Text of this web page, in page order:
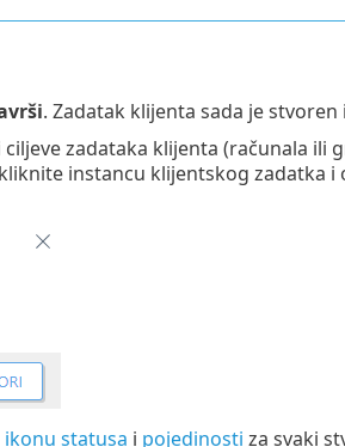
. Zadatak klijenta sada je
zadataka klijenta (računala ili
instancu klijentskog zadatka i
ikonu statusa i pojedinosti za svaki